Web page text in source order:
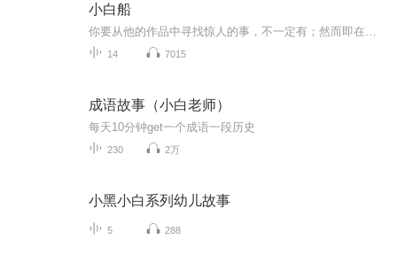
小白船
14 7015
成语故事（小白老师）
每天10分钟get一个成语一段历史
230 2万
小黑小白系列幼儿故事
5 288